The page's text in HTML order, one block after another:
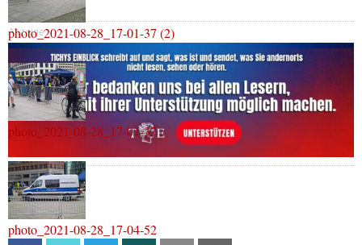
photo_2021-08-28_17-01-37 (2)
photo_2021-08-28_17-01-37
photo_2021-08-28_17-04-52
Anzeige